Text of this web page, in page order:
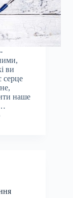
ви
серце
наше